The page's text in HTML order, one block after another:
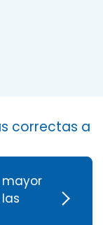
correctas a
mayor